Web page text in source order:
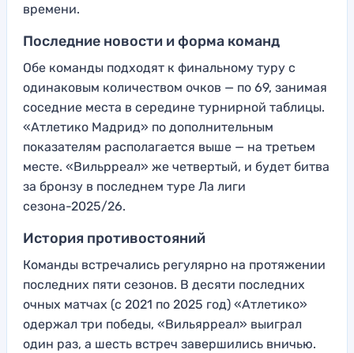
времени.
Последние новости и форма команд
Обе команды подходят к финальному туру с
одинаковым количеством очков — по 69, занимая
соседние места в середине турнирной таблицы.
«Атлетико Мадрид» по дополнительным
показателям располагается выше — на третьем
месте. «Вильрреал» же четвертый, и будет битва
за бронзу в последнем туре Ла лиги
сезона-2025/26.
История противостояний
Команды встречались регулярно на протяжении
последних пяти сезонов. В десяти последних
очных матчах (с 2021 по 2025 год) «Атлетико»
одержал три победы, «Вильярреал» выиграл
один раз, а шесть встреч завершились вничью.